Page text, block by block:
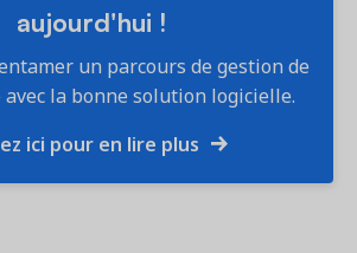
aujourd'hui !
un parcours de gestion de
la bonne solution logicielle.
ici pour en lire plus